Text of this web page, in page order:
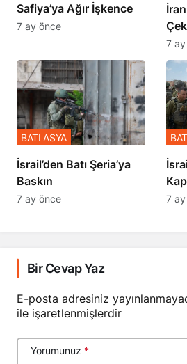
Safiya’ya Ağır İşkence
7 ay önce
7
​​​​​​​İsrail’den Batı Şeria’ya
Baskın
BATI ASYA
7 ay önce 7
Bir Cevap Yaz
E-posta adresiniz
ile işaretlenmişlerdir
Yorumunuz *